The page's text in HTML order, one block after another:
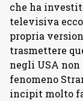
che ha
televisiva
propria
trasmettere
negli USA
fenomeno
incipit molto